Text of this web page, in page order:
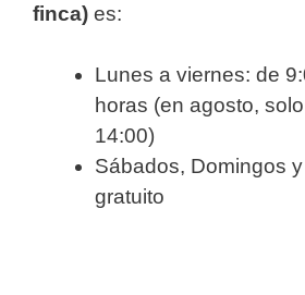
finca) es:
Lunes a viernes: de
horas (en agosto,
14:00)
Sábados, Domingos
gratuito